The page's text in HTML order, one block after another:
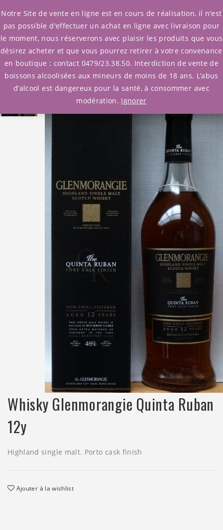
0
Accueil/Whisky /Ecosse
/ Whisky Glenmorangie Quinta Ruban 12y
Whisky Glenmorangie Quinta Ruban
12y
Highland single malt. Porto cask finish
Ajouter à la wishlist
Notre Site de vente en ligne est en cours de réalisation, il n'est
pas possible d'effectuer un achat en ligne avec livraison pour
le moment, nous réserverons avec plaisir les produits que vous
désirez acheter et que vous pourrez retirer à votre convenance
en boutique : contact 0479/23.38.50. Interdiction de vente de
boissons alcoolisées aux mineurs de moins de 18 ans. L’abus
d’alcool est dangereux pour la santé, à consommer avec
modération. Ignorer